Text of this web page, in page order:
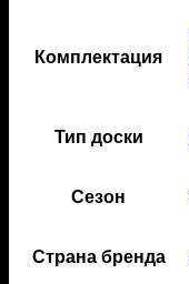
Комплектация
Тип доски
Сезон
Страна бренда